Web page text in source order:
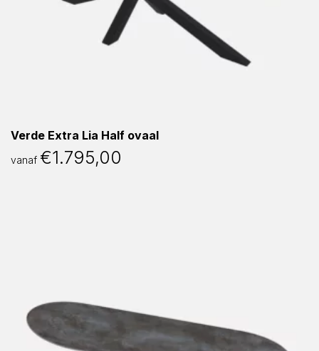
Verde Extra Lia Half ovaal
vanaf €1.795,00